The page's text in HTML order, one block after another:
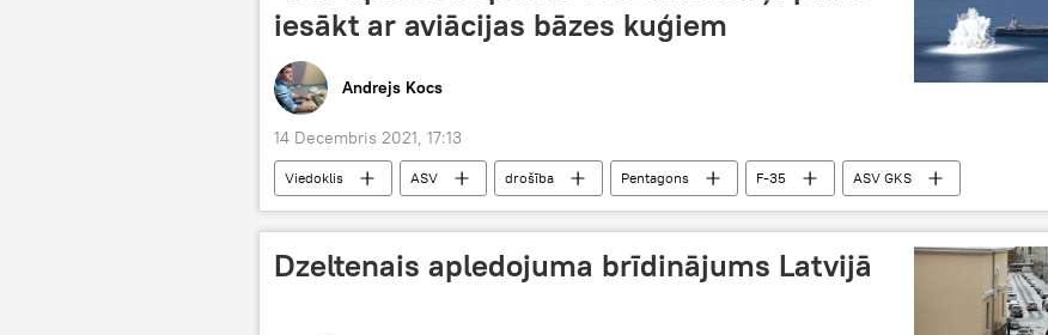
iesākt ar aviācijas bāzes kuģiem
Andrejs Kocs
14 Decembris 2021, 17:13
Viedoklis ASV drošība Pentagons F-35 ASV GKS
Dzeltenais apledojuma brīdinājums Latvijā